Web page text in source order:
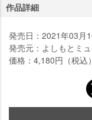
作品詳細
発売日：2021年03月
発売元：よしもとミ
価格：4,180円（税込）